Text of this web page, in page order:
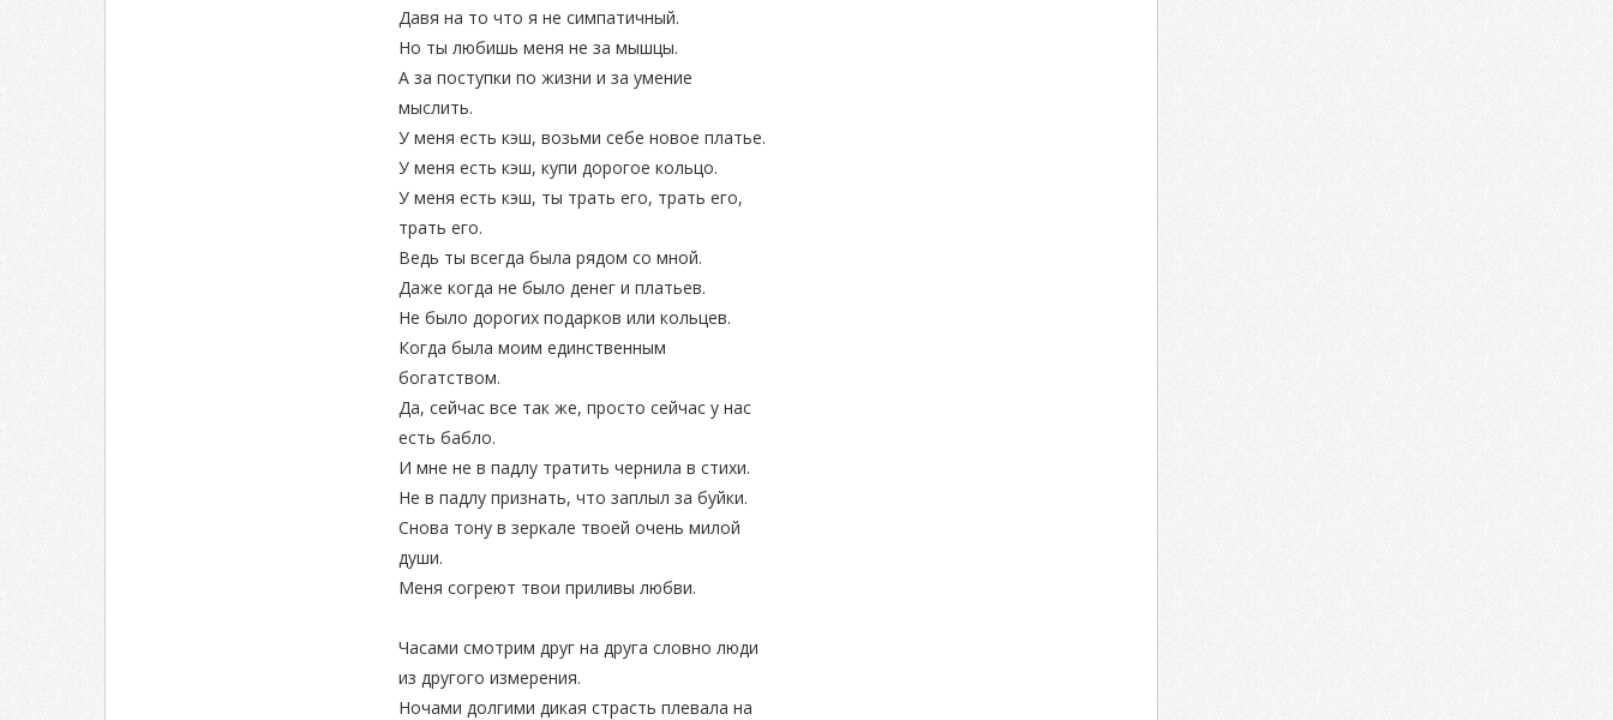
Давя на то что я не симпатичный.
Но ты любишь меня не за мышцы.
А за поступки по жизни и за умение
мыслить.
У меня есть кэш, возьми себе новое платье.
У меня есть кэш, купи дорогое кольцо.
У меня есть кэш, ты трать его, трать его,
трать его.
Ведь ты всегда была рядом со мной.
Даже когда не было денег и платьев.
Не было дорогих подарков или кольцев.
Когда была моим единственным
богатством.
Да, сейчас все так же, просто сейчас у нас
есть бабло.
И мне не в падлу тратить чернила в стихи.
Не в падлу признать, что заплыл за буйки.
Снова тону в зеркале твоей очень милой
души.
Меня согреют твои приливы любви.
Часами смотрим друг на друга словно люди
из другого измерения.
Ночами долгими дикая страсть плевала на